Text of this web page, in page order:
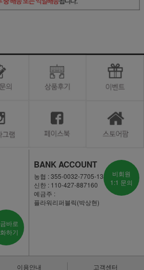
바로
하기
BANK ACCOUNT
농협 : 355-0032-7705-13
신한 : 110-427-887160
예금주 :
플라워리퍼블릭(박상현)
비회원
1:1 문의
이용안내 고객센터